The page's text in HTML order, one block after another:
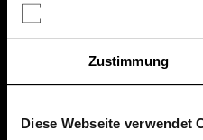
Zustimmung
Diese Webseite verwendet
Datenschutz
AGB
Nutzungsbedingungen